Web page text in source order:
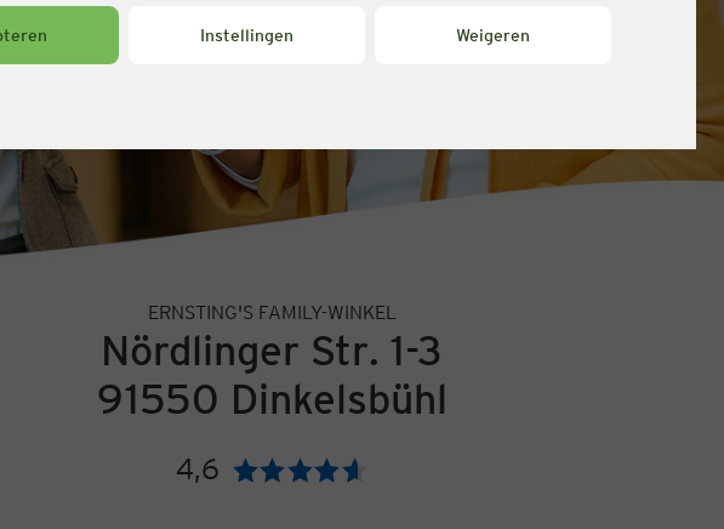
Instellingen Weigeren
ERNSTING'S FAMILY-WINKEL
Nördlinger Str. 1-3
91550 Dinkelsbühl
4,6 Beoordeling: